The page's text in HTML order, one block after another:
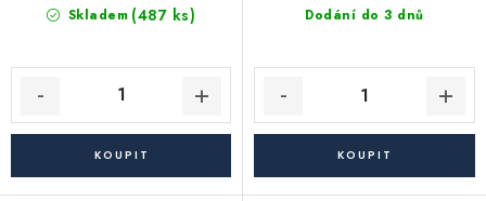
Reklamační podmínky
Obchodní podmínky půjčovny nářadí
Moje objednávka
Skladem (487 ks) Dodání do 3 dnů